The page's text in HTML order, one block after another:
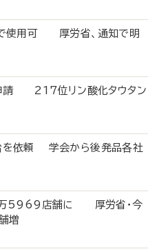
で使用可 厚労省、通知で明
申請 217位リン酸化タウタン
を依頼 学会から後発品各社
万5969店舗に 厚労省・今
増